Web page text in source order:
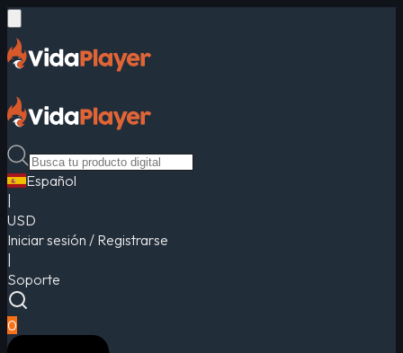
Español
USD
Iniciar sesión / Registrarse
Soporte
0